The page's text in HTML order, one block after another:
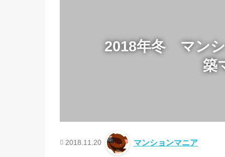
2018年冬 マン
築
2018.11.20 マンションマニア